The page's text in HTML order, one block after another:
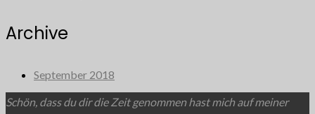
Archive
September 2018
Schön, dass du dir die Zeit genommen hast mich auf meiner